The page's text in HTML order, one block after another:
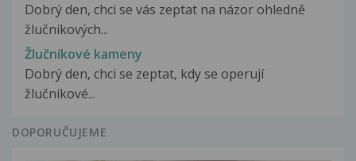
Dobrý den, chci se vás zeptat na názor ohledně
žlučníkových...
Žlučníkové kameny
Dobrý den, chci se zeptat, kdy se operují
žlučníkové...
DOPORUČUJEME